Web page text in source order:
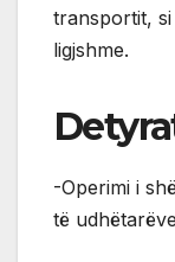
transportit,
ligjshme.
-Operimi i
të